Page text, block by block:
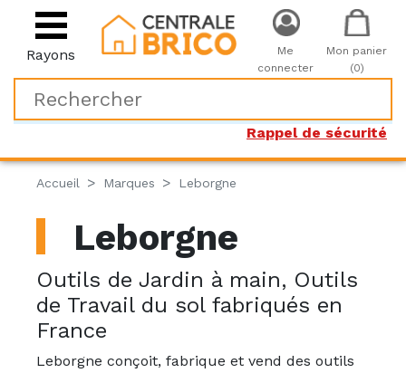
Rayons
Rappel de sécurité
Me
connecter
Mon panier
(0)
Accueil Marques Leborgne
Leborgne
Outils de Jardin à main, Outils
de Travail du sol fabriqués en
France
Leborgne conçoit, fabrique et vend des outils